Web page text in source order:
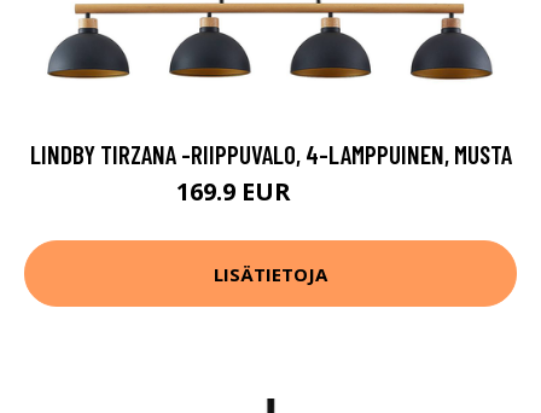
LINDBY TIRZANA -RIIPPUVALO, 4-LAMPPUINEN, MUSTA
169.9 EUR
LISÄTIETOJA